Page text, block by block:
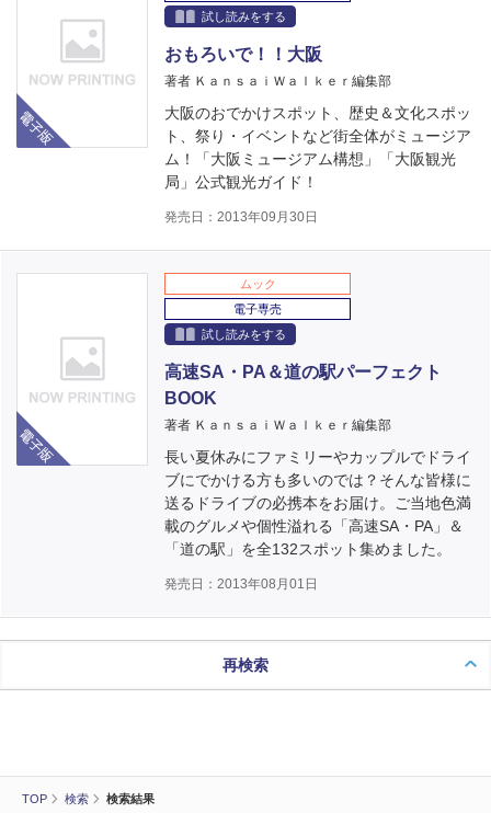
TOP 検索 検索結果
試し読みをする
おもろいで！！大阪
著者 ＫａｎｓａｉＷａｌｋｅｒ編集部
大阪のおでかけスポット、歴史＆文化スポッ
ト、祭り・イベントなど街全体がミュージア
ム！「大阪ミュージアム構想」「大阪観光
局」公式観光ガイド！
発売日：2013年09月30日
ムック
電子専売
試し読みをする
高速SA・PA＆道の駅パーフェクト
BOOK
著者 ＫａｎｓａｉＷａｌｋｅｒ編集部
長い夏休みにファミリーやカップルでドライ
ブにでかける方も多いのでは？そんな皆様に
送るドライブの必携本をお届け。ご当地色満
載のグルメや個性溢れる「高速SA・PA」＆
「道の駅」を全132スポット集めました。
発売日：2013年08月01日
再検索